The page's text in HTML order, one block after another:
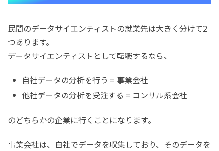
民間のデータサイエンティストの就業先は大きく分けて2
つあります。
データサイエンティストとして転職するなら、
自社データの分析を行う = 事業会社
他社データの分析を受注する = コンサル系会社
のどちらかの企業に行くことになります。
事業会社は、自社でデータを収集しており、そのデータを